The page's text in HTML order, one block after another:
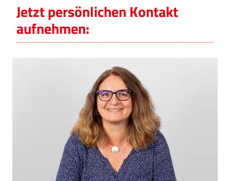
Jetzt persönlichen Kontakt
aufnehmen: